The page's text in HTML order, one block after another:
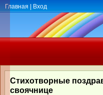
Главная Вход
Стихотворные
своячнице